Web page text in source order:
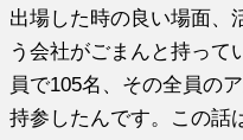
出場した時の良い場面、
う会社がごまんと持って
員で105名、その全員の
持参したんです。この話